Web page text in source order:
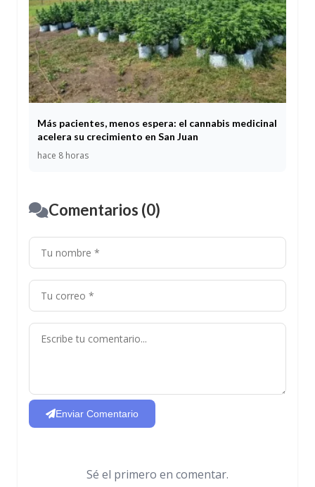
Más pacientes, menos espera: el cannabis medicinal
acelera su crecimiento en San Juan
hace 8 horas
Comentarios (0)
Enviar Comentario
Sé el primero en comentar.